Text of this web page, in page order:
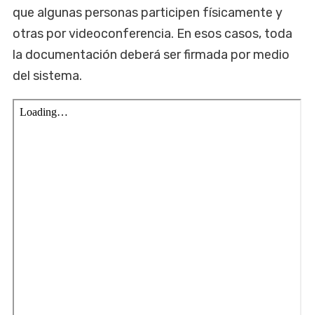
que algunas personas participen físicamente y
otras por videoconferencia. En esos casos, toda
la documentación deberá ser firmada por medio
del sistema.